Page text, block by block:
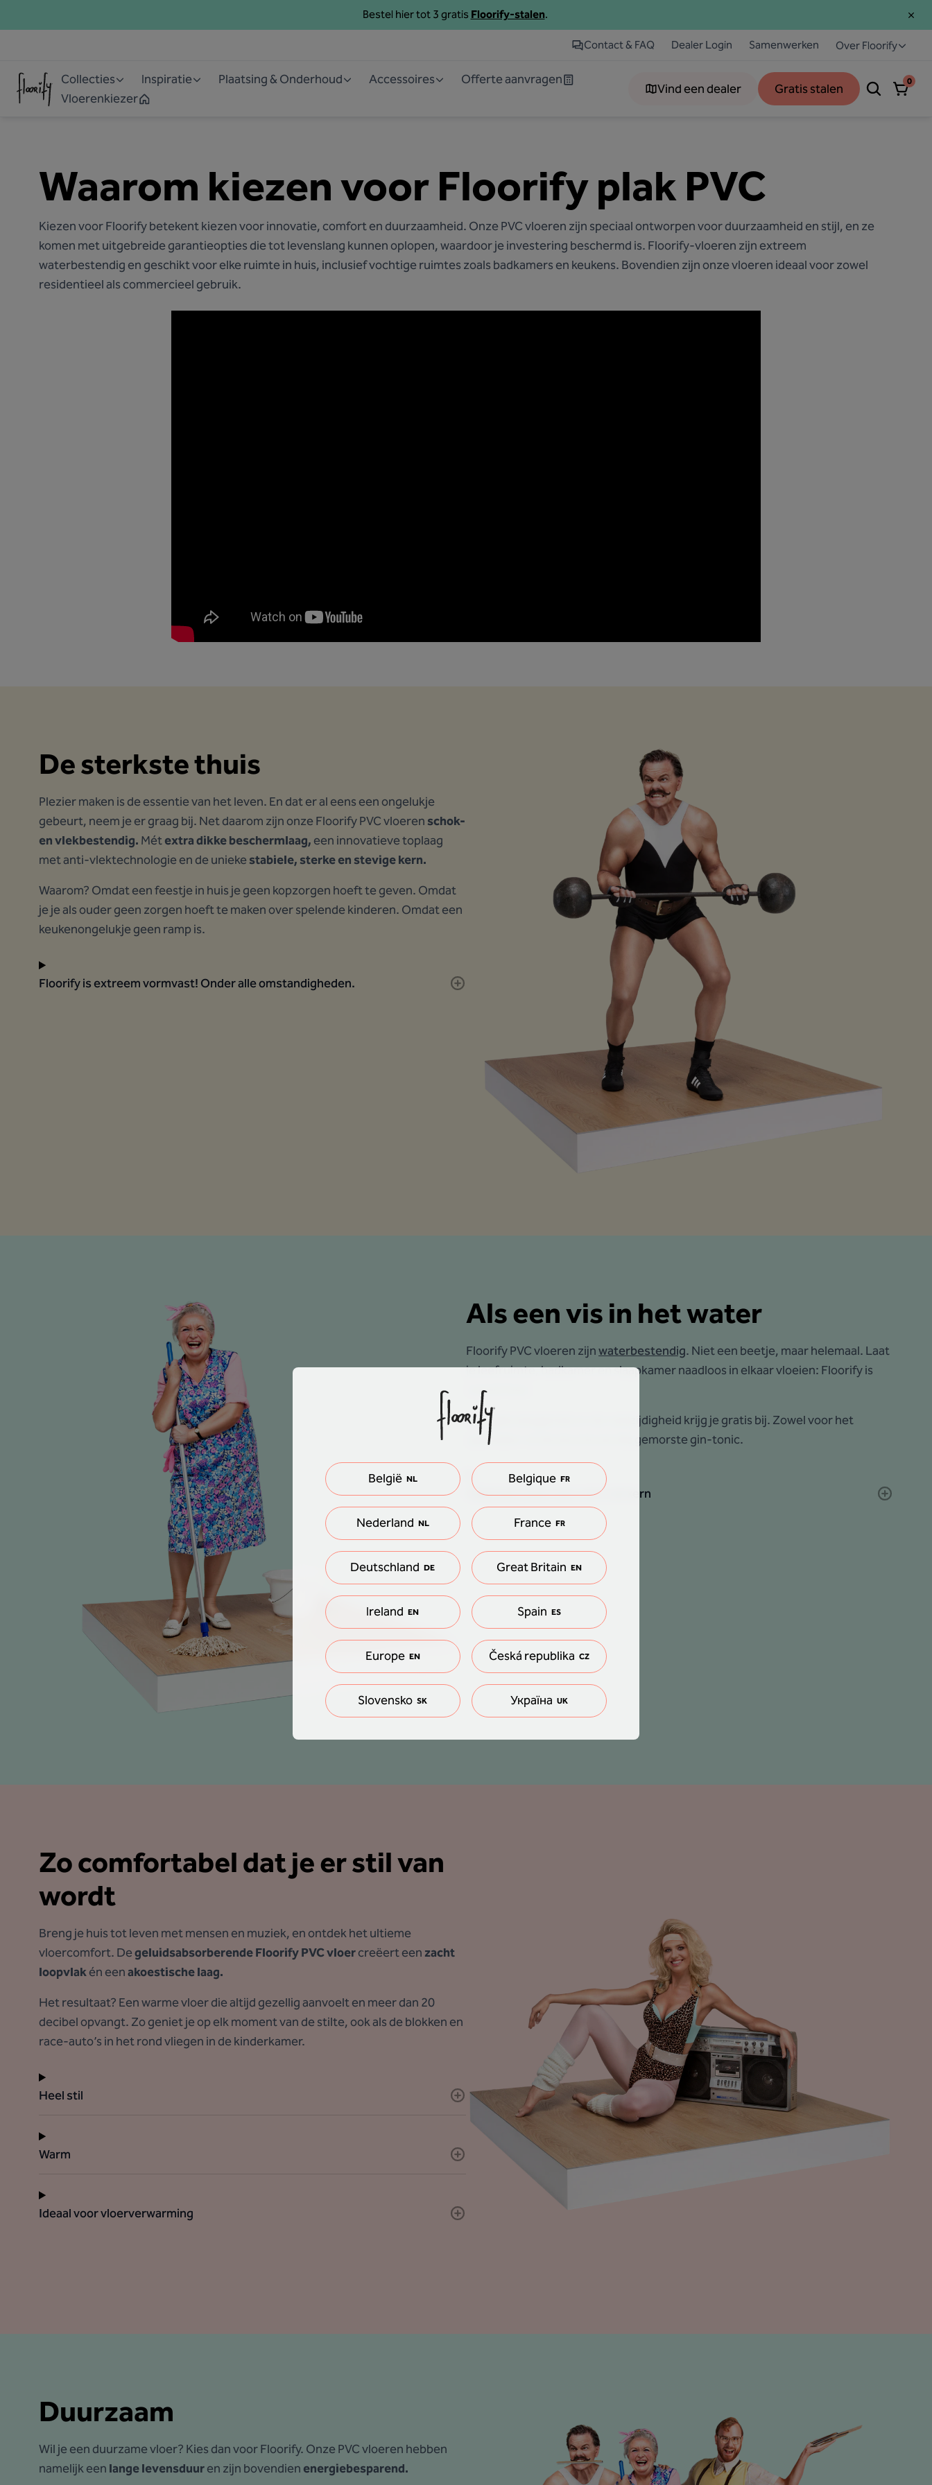
Bestel hier tot 3 gratis Floorify-stalen.
Contact & FAQ Dealer Login Samenwerken Over Floorify
Collecties Inspiratie Plaatsing & Onderhoud Accessoires
Offerte aanvragen
Vloerenkiezer
Vind een dealer Gratis stalen 0
Waarom kiezen voor Floorify plak PVC
Kiezen voor Floorify betekent kiezen voor innovatie, comfort en duurzaamheid. Onze PVC vloeren zijn speciaal ontworpen voor duurzaamheid en stijl, en ze
komen met uitgebreide garantieopties die tot levenslang kunnen oplopen, waardoor je investering beschermd is​​. Floorify-vloeren zijn extreem
waterbestendig en geschikt voor elke ruimte in huis, inclusief vochtige ruimtes zoals badkamers en keukens​​. Bovendien zijn onze vloeren ideaal voor zowel
residentieel als commercieel gebruik​​​​.
De sterkste thuis
Plezier maken is de essentie van het leven. En dat er al eens een ongelukje
gebeurt, neem je er graag bij. Net daarom zijn onze Floorify PVC vloerenschok-
en vlekbestendig. Métextra dikke beschermlaag, een innovatieve toplaag
met anti-vlektechnologie en de uniekestabiele, sterke en stevige kern.
Waarom? Omdat een feestje in huis je geen kopzorgen hoeft te geven. Omdat
je je als ouder geen zorgen hoeft te maken over spelende kinderen. Omdat een
keukenongelukje geen ramp is.
Floorify is extreem vormvast! Onder alle omstandigheden.
Als een vis in het water
Floorify PVC vloeren zijnwaterbestendig. Niet een beetje, maar helemaal. Laat
je leefruimte, badkamer en slaapkamer naadloos in elkaar vloeien: Floorify is
overal thuis.
Het gebruiksgemak en de veelzijdigheid krijg je gratis bij. Zowel voor het
spatwater uit de douche als die gemorste gin-tonic.
Helemaal watervast, tot in de kern
Zo comfortabel dat je er stil van
wordt
Breng je huis tot leven met mensen en muziek, en ontdek het ultieme
vloercomfort. Degeluidsabsorberende Floorify PVC vloercreëert een zacht
loopvlakén eenakoestische laag.
Het resultaat? Een warme vloer die altijd gezellig aanvoelt en meer dan 20
decibel opvangt. Zo geniet je op elk moment van de stilte, ook als de blokken en
race-auto’s in het rond vliegen in de kinderkamer.
Heel stil
Warm
Ideaal voor vloerverwarming
Duurzaam
Wil je een duurzame vloer? Kies dan voor Floorify. Onze PVC vloeren hebben
namelijk een lange levensduuren zijn bovendien energiebesparend.
België NL Belgique FR
Nederland NL France FR
Deutschland DE Great Britain EN
Ireland EN Spain ES
Europe EN Česká republika CZ
Slovensko SK Україна UK